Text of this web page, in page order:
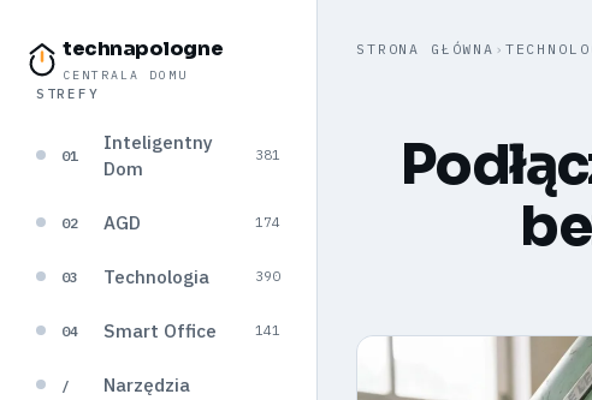
technapologne
CENTRALA DOMU
STREFY
01
Inteligentny
Dom
381
02 AGD 174
03 Technologia 390
04 Smart Office 141
/ Narzędzia
STRONA GŁÓWNA ›